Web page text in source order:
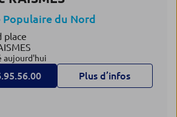
Populaire du Nord
place
aujourd'hui
Plus d’infos